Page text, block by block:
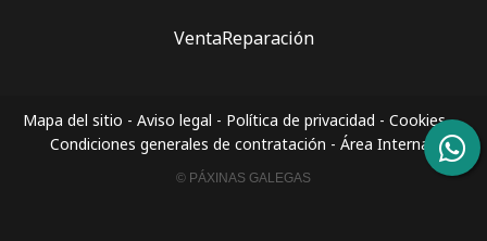
VentaReparación
Mapa del sitio - Aviso legal - Política de privacidad - Cookies-
Condiciones generales de contratación - Área Interna
© PÁXINAS GALEGAS